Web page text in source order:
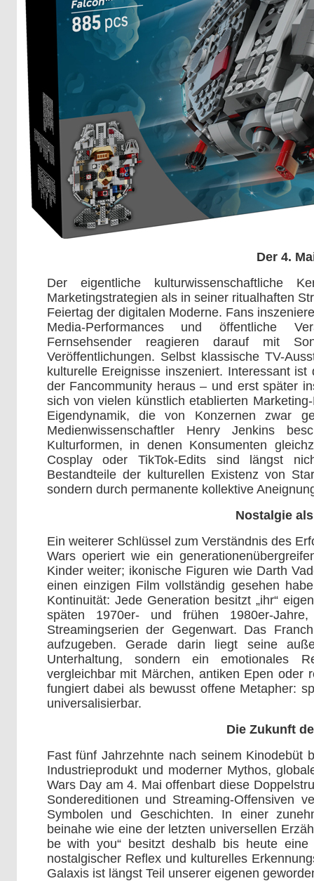
Der 4.
Der eigentliche
Marketingstrategien als in seiner ritualhaften
Feiertag der digitalen Moderne. Fans
Media-Performances und öffentliche
Fernsehsender reagieren darauf mit
Veröffentlichungen. Selbst klassische TV-
kulturelle Ereignisse inszeniert. Interessant
der Fancommunity heraus – und erst später
sich von vielen künstlich etablierten
Eigendynamik, die von Konzernen zwar
Medienwissenschaftler Henry Jenkins
Kulturformen, in denen Konsumenten
Cosplay oder TikTok-Edits sind längst
Bestandteile der kulturellen Existenz von
sondern durch permanente kollektive
Nostalgie
Ein weiterer Schlüssel zum Verständnis des
Wars operiert wie ein
Kinder weiter; ikonische Figuren wie Darth
einen einzigen Film vollständig gesehen
Kontinuität: Jede Generation besitzt „ihr“
späten 1970er- und frühen 1980er-
Streamingserien der Gegenwart. Das
aufzugeben. Gerade darin liegt seine
Unterhaltung, sondern ein emotionales
vergleichbar mit Märchen, antiken Epen oder
fungiert dabei als bewusst offene Metapher:
universalisierbar.
Die Zukunft
Fast fünf Jahrzehnte nach seinem Kinodebüt
Industrieprodukt und moderner Mythos,
Wars Day am 4. Mai offenbart diese
Sondereditionen und Streaming-Offensiven
Symbolen und Geschichten. In einer
beinahe wie eine der letzten universellen
be with you“ besitzt deshalb bis heute
nostalgischer Reflex und kulturelles
Galaxis ist längst Teil unserer eigenen